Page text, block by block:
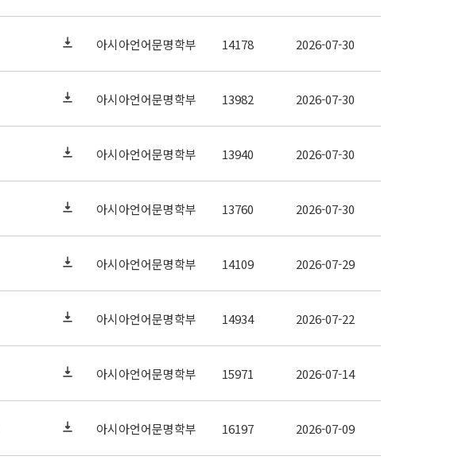
아시아언어문명학부 14178 2026-07-30
아시아언어문명학부 13982 2026-07-30
아시아언어문명학부 13940 2026-07-30
아시아언어문명학부 13760 2026-07-30
아시아언어문명학부 14109 2026-07-29
아시아언어문명학부 14934 2026-07-22
아시아언어문명학부 15971 2026-07-14
아시아언어문명학부 16197 2026-07-09